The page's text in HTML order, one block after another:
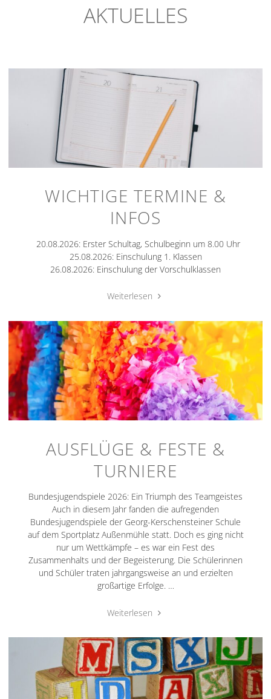
AKTUELLES
WICHTIGE TERMINE &
INFOS
20.08.2026: Erster Schultag, Schulbeginn um 8.00 Uhr
25.08.2026: Einschulung 1. Klassen
26.08.2026: Einschulung der Vorschulklassen
Weiterlesen "Wichtige
&
Infos"
AUSFLÜGE & FESTE &
TURNIERE
Bundesjugendspiele 2026: Ein Triumph des Teamgeistes
Auch in diesem Jahr fanden die aufregenden
Bundesjugendspiele der Georg-Kerschensteiner Schule
auf dem Sportplatz Außenmühle statt. Doch es ging nicht
nur um Wettkämpfe – es war ein Fest des
Zusammenhalts und der Begeisterung. Die Schülerinnen
und Schüler traten jahrgangsweise an und erzielten
großartige Erfolge. …
Weiterlesen "Ausflüge
Feste
&
Turniere"